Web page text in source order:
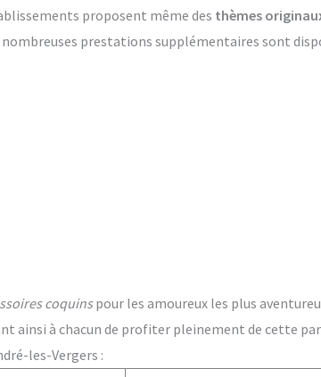
proposent même des thèmes
prestations supplémentaires sont
coquinspour les amoureux les plus
ainsi à chacun de profiter pleinement de cette
les-Vergers :